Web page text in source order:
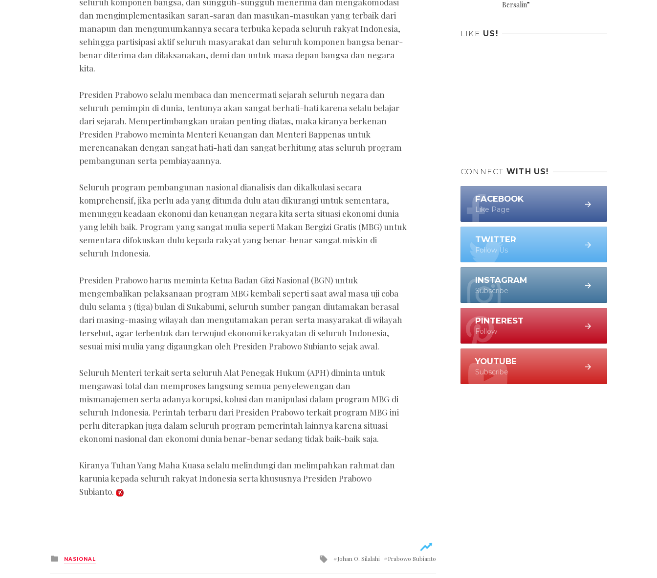
dan mengimplementasikan saran-saran dan masukan-masukan yang terbaik dari
manapun dan mengumumkannya secara terbuka kepada seluruh rakyat Indonesia,
sehingga partisipasi aktif seluruh masyarakat dan seluruh komponen bangsa benar-
benar diterima dan dilaksanakan, demi dan untuk masa depan bangsa dan negara
kita.
Presiden Prabowo selalu membaca dan mencermati sejarah seluruh negara dan
seluruh pemimpin di dunia, tentunya akan sangat berhati-hati karena selalu belajar
dari sejarah. Mempertimbangkan uraian penting diatas, maka kiranya berkenan
Presiden Prabowo meminta Menteri Keuangan dan Menteri Bappenas untuk
merencanakan dengan sangat hati-hati dan sangat berhitung atas seluruh program
pembangunan serta pembiayaannya.
Seluruh program pembangunan nasional dianalisis dan dikalkulasi secara
komprehensif, jika perlu ada yang ditunda dulu atau dikurangi untuk sementara,
menunggu keadaan ekonomi dan keuangan negara kita serta situasi ekonomi dunia
yang lebih baik. Program yang sangat mulia seperti Makan Bergizi Gratis (MBG) untuk
sementara difokuskan dulu kepada rakyat yang benar-benar sangat miskin di
seluruh Indonesia.
Presiden Prabowo harus meminta Ketua Badan Gizi Nasional (BGN) untuk
mengembalikan pelaksanaan program MBG kembali seperti saat awal masa uji coba
dulu selama 3 (tiga) bulan di Sukabumi, seluruh sumber pangan diutamakan berasal
dari masing-masing wilayah dan mengutamakan peran serta masyarakat di wilayah
tersebut, agar terbentuk dan terwujud ekonomi kerakyatan di seluruh Indonesia,
sesuai misi mulia yang digaungkan oleh Presiden Prabowo Subianto sejak awal.
Seluruh Menteri terkait serta seluruh Alat Penegak Hukum (APH) diminta untuk
mengawasi total dan memproses langsung semua penyelewengan dan
mismanajemen serta adanya korupsi, kolusi dan manipulasi dalam program MBG di
seluruh Indonesia. Perintah terbaru dari Presiden Prabowo terkait program MBG ini
perlu diterapkan juga dalam seluruh program pemerintah lainnya karena situasi
ekonomi nasional dan ekonomi dunia benar-benar sedang tidak baik-baik saja.
Kiranya Tuhan Yang Maha Kuasa selalu melindungi dan melimpahkan rahmat dan
karunia kepada seluruh rakyat Indonesia serta khususnya Presiden Prabowo
Subianto.
Posted
in
NASIONAL Tagged
with
Johan O. Silalahi Prabowo Subianto
Bersalin”
LIKE US!
CONNECT WITH US!
FACEBOOK
Like Page
TWITTER
Follow Us
INSTAGRAM
Subscribe
PINTEREST
Follow
YOUTUBE
Subscribe